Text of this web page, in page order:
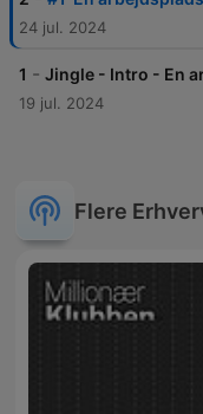
24 jul. 2024
1 - Jingle - Intro - En
19 jul. 2024
Flere